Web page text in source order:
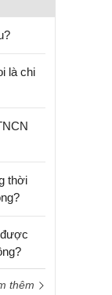
là chi
thời
thêm